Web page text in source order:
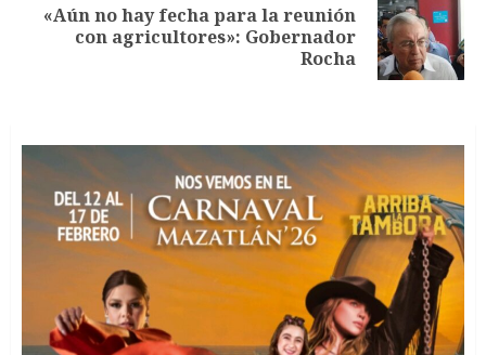
Siguiente
«Aún no hay fecha para la reunión
con agricultores»: Gobernador
Rocha